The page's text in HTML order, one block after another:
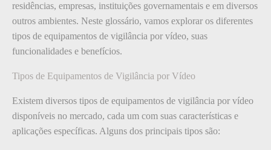
residências, empresas, instituições governamentais e em diversos
outros ambientes. Neste glossário, vamos explorar os diferentes
tipos de equipamentos de vigilância por vídeo, suas
funcionalidades e benefícios.
Tipos de Equipamentos de Vigilância por Vídeo
Existem diversos tipos de equipamentos de vigilância por vídeo
disponíveis no mercado, cada um com suas características e
aplicações específicas. Alguns dos principais tipos são: